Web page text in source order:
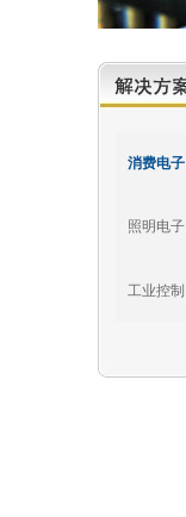
消费电子
照明电子
工业控制